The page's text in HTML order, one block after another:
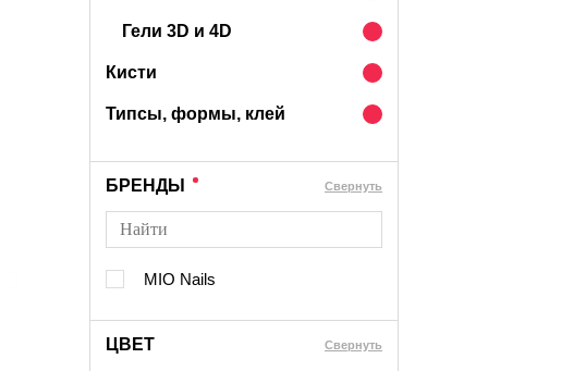
Гели 3D и 4D
Кисти
Типсы, формы, клей
БРЕНДЫ Cвернуть
MIO Nails
ЦВЕТ Свернуть